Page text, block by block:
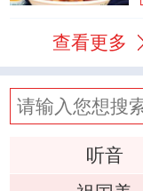
查看更多
听音